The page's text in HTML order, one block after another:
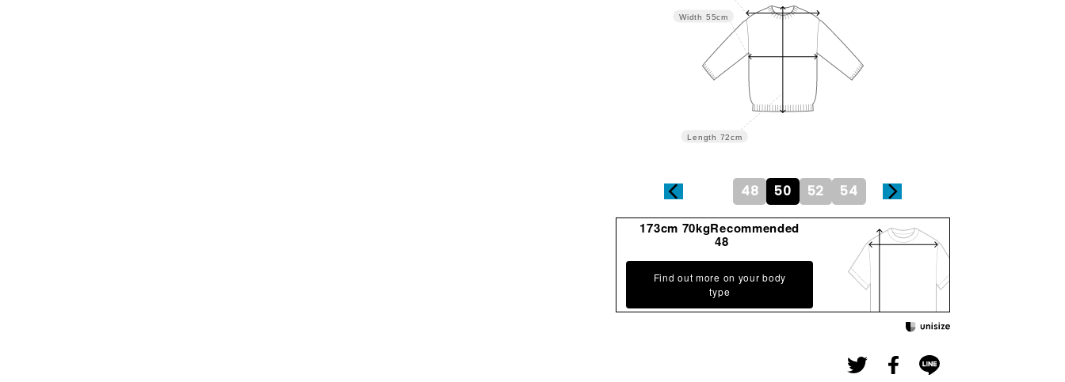
Length 72cm
Width 55cm
48 50 52 54
173cm 70kgRecommended
48
Find out more on your body
type